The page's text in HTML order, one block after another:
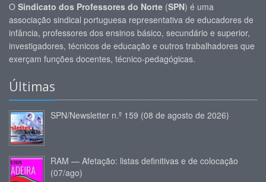
O Sindicato dos Professores do Norte (SPN) é uma
associação sindical portuguesa representativa de educadores de
infância, professores dos ensinos básico, secundário e superior,
investigadores, técnicos de educação e outros trabalhadores que
exerçam funções docentes, técnico-pedagógicas.
Últimas
SPN/Newsletter n.º 159 (08 de agosto de 2026)
RAM — Afetação: listas definitivas e de colocação
(07/ago)